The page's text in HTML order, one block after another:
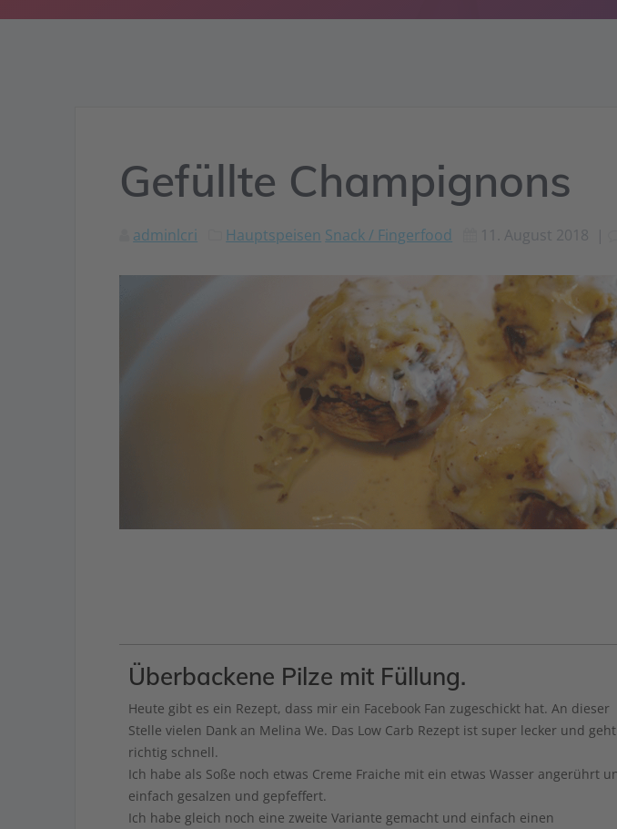
Gefüllte Champignons
adminlcri Hauptspeisen Snack / Fingerfood 11. August 2018
Überbackene Pilze mit Füllung.
Heute gibt es ein Rezept, dass mir ein Facebook Fan zugeschickt hat. An dieser
Stelle vielen Dank an Melina We. Das Low Carb Rezept ist super lecker und geht
richtig schnell.
Ich habe als Soße noch etwas Creme Fraiche mit ein etwas Wasser angerührt und
einfach gesalzen und gepfeffert.
Ich habe gleich noch eine zweite Variante gemacht und einfach einen